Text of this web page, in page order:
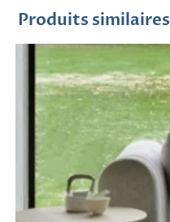
Produits similaires